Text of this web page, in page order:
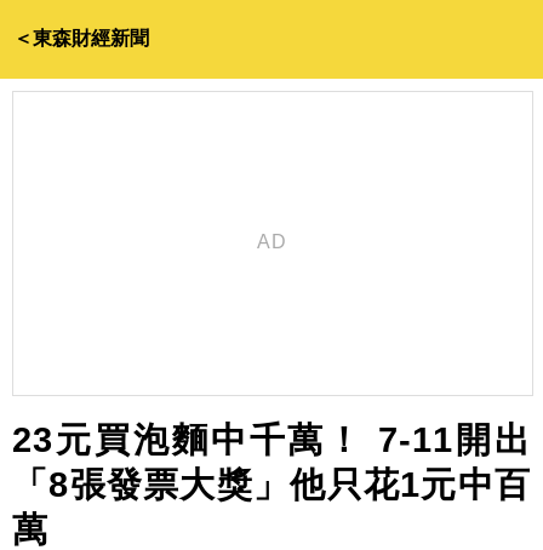
＜東森財經新聞
23元買泡麵中千萬！ 7-11開出
「8張發票大獎」他只花1元中百
萬